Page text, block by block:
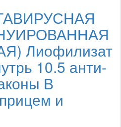
Лиофилизат
10.5 анти-
В
и